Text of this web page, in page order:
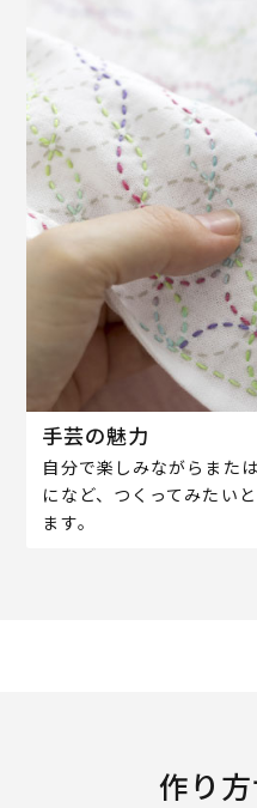
手芸の魅力
自分で楽しみながらまた
になど、つくってみたい
ます。
作り